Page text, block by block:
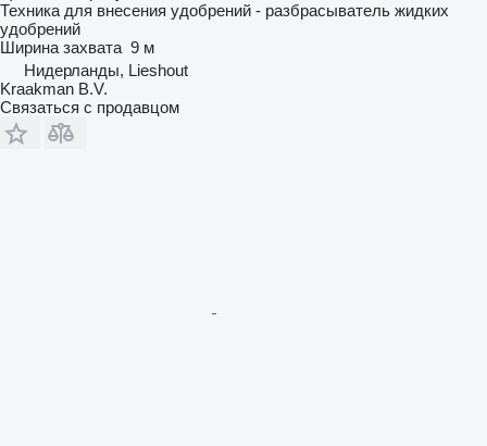
Техника для внесения удобрений - разбрасыватель жидких
удобрений
Ширина захвата 9 м
Нидерланды, Lieshout
Kraakman B.V.
Связаться с продавцом